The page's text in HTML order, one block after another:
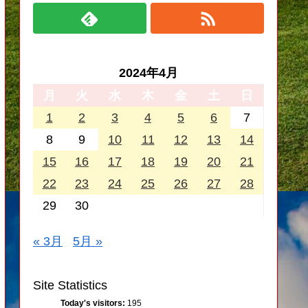
2024年4月
月
火 水 木 金 土
日
1
2 3 4 5 6
7
8
9 10 11 12 13
14
15
16 17 18 19 20
21
22
23 24 25 26 27
28
29
30
« 3月 5月 »
Site Statistics
Today's visitors: 195